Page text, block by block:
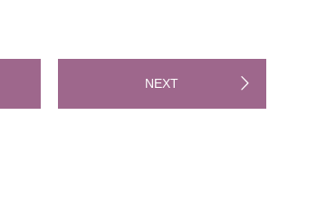
NEXT